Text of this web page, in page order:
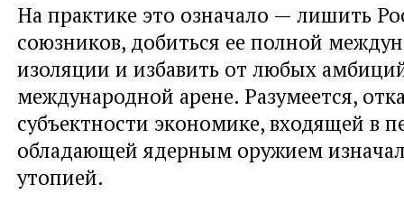
На практике это означало — лишить
союзников, добиться ее полной
изоляции и избавить от любых
международной арене. Разумеется,
субъектности экономике, входящей в
обладающей ядерным оружием
утопией.